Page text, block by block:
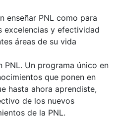
enseñar PNL como para
excelencias y efectividad
áreas de su vida
PNL. Un programa único en
que ponen en
hasta ahora aprendiste,
de los nuevos
de la PNL.